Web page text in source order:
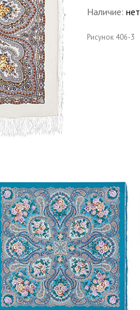
Наличие: нет
Рисунок 406-3